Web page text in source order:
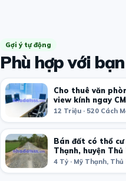
Gợi ý tự động
Phù hợp với bạn
Cho thuê văn
view kính ngay
Bán đất có thổ
Thạnh, huyện Thủ